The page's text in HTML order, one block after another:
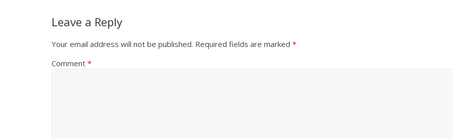
Leave a Reply
Your email address will not be published. Required fields are marked *
Comment *